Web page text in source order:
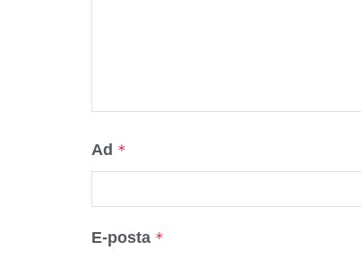
Ad *
E-posta *